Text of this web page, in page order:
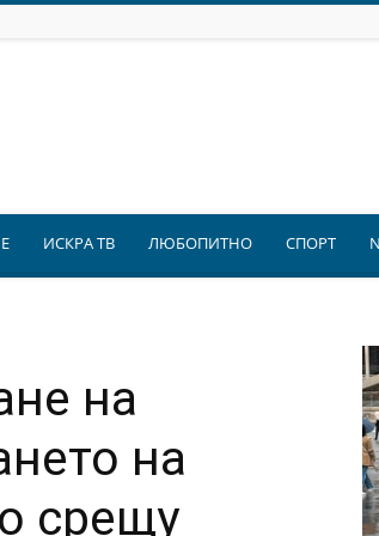
ИСКРА ТВ ЛЮБОПИТНО СПОРТ
на
на
срещу